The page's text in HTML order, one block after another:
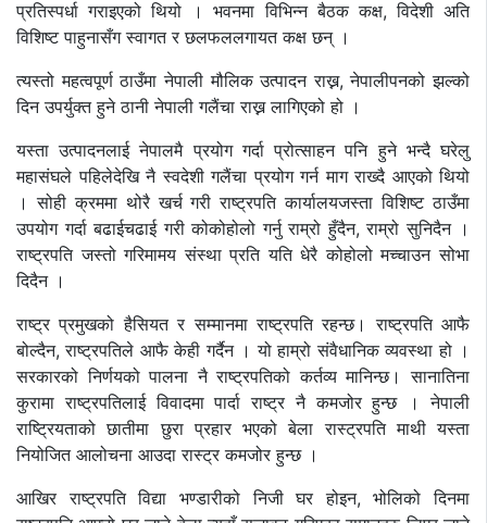
प्रतिस्पर्धा गराइएको थियो । भवनमा विभिन्न बैठक कक्ष, विदेशी अति
विशिष्ट पाहुनासँग स्वागत र छलफललगायत कक्ष छन् ।
त्यस्तो महत्वपूर्ण ठाउँमा नेपाली मौलिक उत्पादन राख्न, नेपालीपनको झल्को
दिन उपर्युक्त हुने ठानी नेपाली गलैंचा राख्न लागिएको हो ।
यस्ता उत्पादनलाई नेपालमै प्रयोग गर्दा प्रोत्साहन पनि हुने भन्दै घरेलु
महासंघले पहिलेदेखि नै स्वदेशी गलैंचा प्रयोग गर्न माग राख्दै आएको थियो
। सोही क्रममा थोरै खर्च गरी राष्ट्रपति कार्यालयजस्ता विशिष्ट ठाउँमा
उपयोग गर्दा बढाईचढाई गरी कोकोहोलो गर्नु राम्रो हुँदैन, राम्रो सुनिदैन ।
राष्ट्रपति जस्तो गरिमामय संस्था प्रति यति धेरै कोहोलो मच्चाउन सोभा
दिदैन ।
राष्ट्र प्रमुखको हैसियत र सम्मानमा राष्ट्रपति रहन्छ। राष्ट्रपति आफै
बोल्दैन, राष्ट्रपतिले आफै केही गर्दैन । यो हाम्रो संवैधानिक व्यवस्था हो ।
सरकारको निर्णयको पालना नै राष्ट्रपतिको कर्तव्य मानिन्छ। सानातिना
कुरामा राष्ट्रपतिलाई विवादमा पार्दा राष्ट्र नै कमजोर हुन्छ । नेपाली
राष्ट्रियताको छातीमा छुरा प्रहार भएको बेला रास्ट्रपति माथी यस्ता
नियोजित आलोचना आउदा रास्ट्र कमजोर हुन्छ ।
आखिर राष्ट्रपति विद्या भण्डारीको निजी घर होइन, भोलिको दिनमा